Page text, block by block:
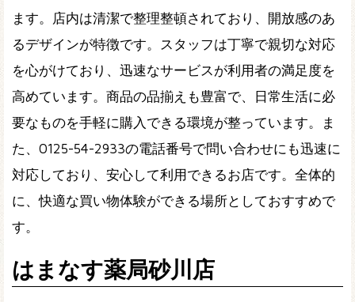
ます。店内は清潔で整理整頓されており、開放感のあ
るデザインが特徴です。スタッフは丁寧で親切な対応
を心がけており、迅速なサービスが利用者の満足度を
高めています。商品の品揃えも豊富で、日常生活に必
要なものを手軽に購入できる環境が整っています。ま
た、0125-54-2933の電話番号で問い合わせにも迅速に
対応しており、安心して利用できるお店です。全体的
に、快適な買い物体験ができる場所としておすすめで
す。
はまなす薬局砂川店